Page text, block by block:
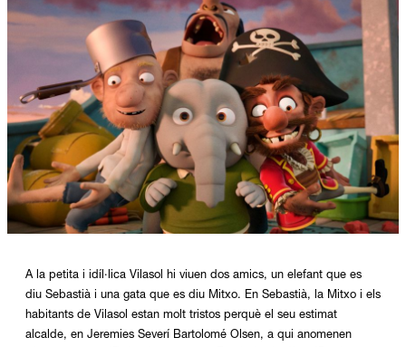
A la petita i idíl·lica Vilasol hi viuen dos amics, un elefant que es
diu Sebastià i una gata que es diu Mitxo. En Sebastià, la Mitxo i els
habitants de Vilasol estan molt tristos perquè el seu estimat
alcalde, en Jeremies Severí Bartolomé Olsen, a qui anomenen